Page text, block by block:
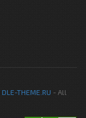
DLE-THEME.RU - All